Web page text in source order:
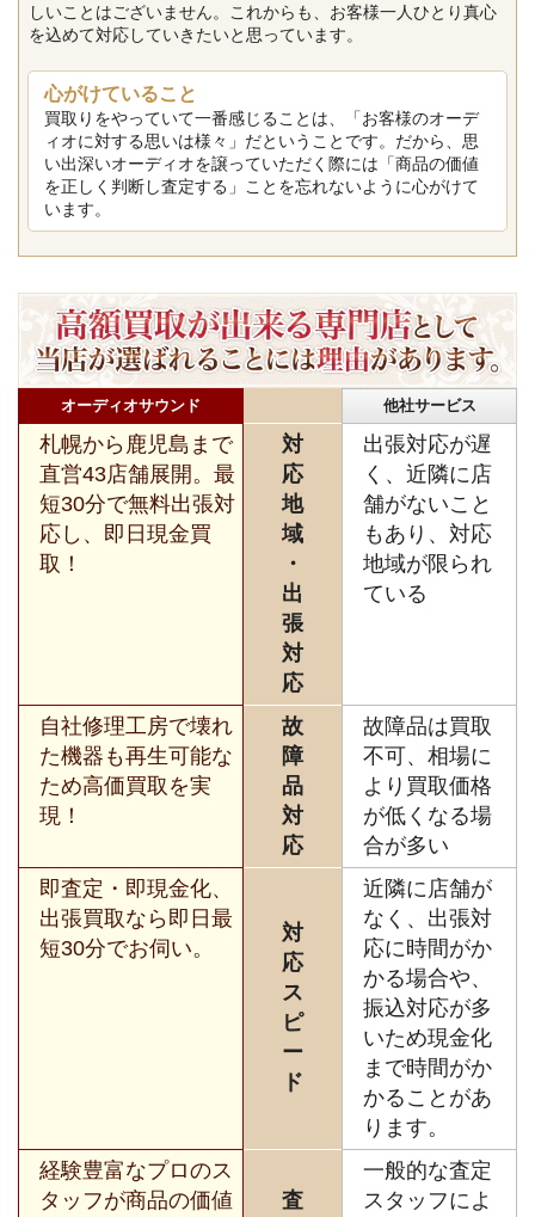
しいことはございません。これからも、お客様一人ひとり真心
を込めて対応していきたいと思っています。
心がけていること
買取りをやっていて一番感じることは、「お客様のオーデ
ィオに対する思いは様々」だということです。だから、思
い出深いオーディオを譲っていただく際には「商品の価値
を正しく判断し査定する」ことを忘れないように心がけて
います。
オーディオサウンド 他社サービス
札幌から鹿児島まで
直営43店舗展開。最
短30分で無料出張対
応し、即日現金買
取！
対
応
地
域
・
出
張
対
応
出張対応が遅
く、近隣に店
舗がないこと
もあり、対応
地域が限られ
ている
自社修理工房で壊れ
た機器も再生可能な
ため高価買取を実
現！
故
障
品
対
応
故障品は買取
不可、相場に
より買取価格
が低くなる場
合が多い
即査定・即現金化、
出張買取なら即日最
短30分でお伺い。
対
応
ス
ピ
ー
ド
近隣に店舗が
なく、出張対
応に時間がか
かる場合や、
振込対応が多
いため現金化
まで時間がか
かることがあ
ります。
経験豊富なプロのス
タッフが商品の価値
査
一般的な査定
スタッフによ